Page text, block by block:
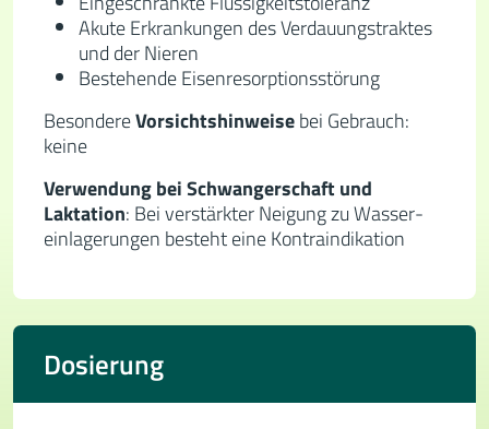
Akute Erkrankungen des Verdauungs­traktes
und der Nieren
Bestehende Eisen­resorptions­störung
BesondereVorsichts­hinweisebei Gebrauch:
keine
Verwendung bei Schwanger­schaft und
Laktation: Bei ver­stärk­ter Neigung zu Wasser­
ein­lagerungen besteht eine Kontra­indi­kation
Dosierung